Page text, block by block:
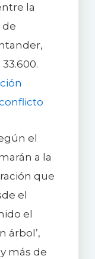
la
de
el
a la
que
el
el
árbol’,
más de